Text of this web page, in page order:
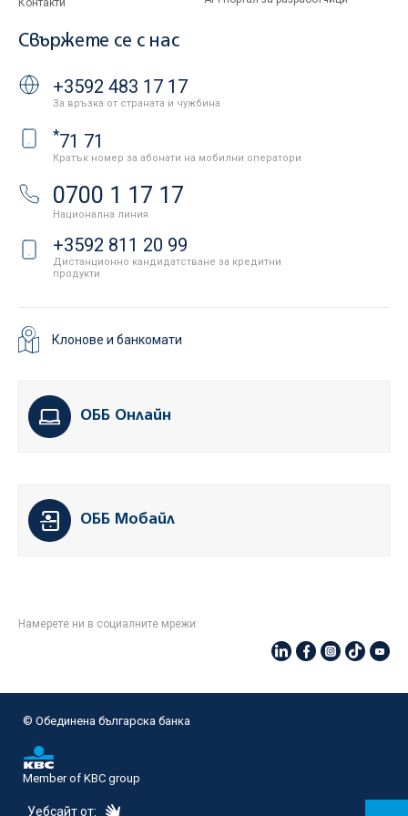
Контакти
Свържете се с нас
+3592 483 17 17
За връзка от страната и чужбина
*71 71
Кратък номер за абонати на мобилни оператори
0700 1 17 17
Национална линия
+3592 811 20 99
Дистанционно кандидатстване за кредитни
продукти
Клонове и банкомати
ОББ Онлайн
ОББ Мобайл
Намерете ни в социалните мрежи:
© Oбединена българска банка
Member of KBC group
Уебсайт от: eDesign